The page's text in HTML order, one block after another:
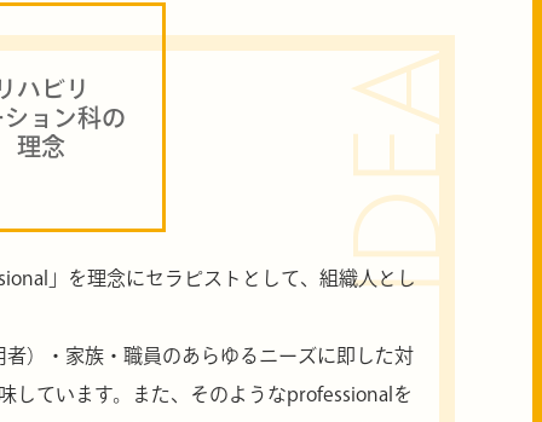
IDEA
ハビリ
ョン科の
理念
」を理念にセラピストとして、組織人とし
）・家族・職員のあらゆるニーズに即した対
しています。また、そのようなprofessionalを